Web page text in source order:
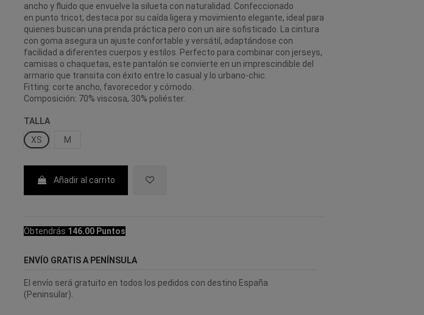
ancho y fluido que envuelve la silueta con naturalidad. Confeccionado
en punto tricot, destaca por su caída ligera y movimiento elegante, ideal para
quienes buscan una prenda práctica pero con un aire sofisticado. La cintura
con goma asegura un ajuste confortable y versátil, adaptándose con
facilidad a diferentes cuerpos y estilos. Perfecto para combinar con jerseys,
camisas o chaquetas, este pantalón se convierte en un imprescindible del
armario que transita con éxito entre lo casual y lo urbano-chic.
Fitting: corte ancho, favorecedor y cómodo.
Composición: 70% viscosa, 30% poliéster.
TALLA
XS
M
Añadir al carrito
Obtendrás 146.00 Puntos
ENVÍO GRATIS A PENÍNSULA
El envío será gratuito en todos los pedidos con destino España
(Peninsular).